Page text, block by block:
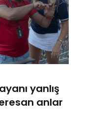
yanlış
anlar